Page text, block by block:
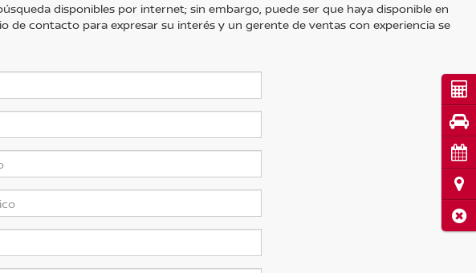
disponibles por internet; sin embargo, puede ser que haya disponible en
de contacto para expresar su interés y un gerente de ventas con experiencia se